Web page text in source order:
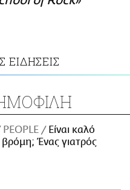
PEOPLE
Είναι καλό
Ένας γιατρός